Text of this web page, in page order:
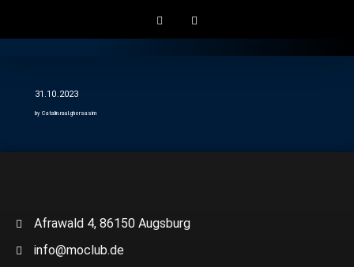
31.10.2023
by Catalin.raul.ghersasim
Afrawald 4, 86150 Augsburg
info@moclub.de